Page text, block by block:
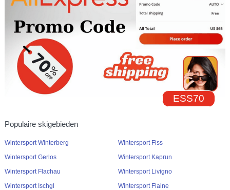
ESS70
Populaire skigebieden
Wintersport Winterberg
Wintersport Gerlos
Wintersport Flachau
Wintersport Ischgl
Wintersport Fiss
Wintersport Kaprun
Wintersport Livigno
Wintersport Flaine